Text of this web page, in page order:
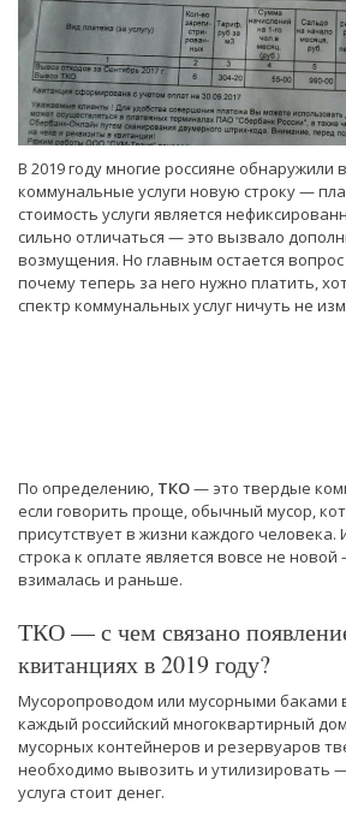
В 2019 году многие россияне обнаружили
коммунальные услуги новую строку —
стоимость услуги является
сильно отличаться — это вызвало
возмущения. Но главным остается
почему теперь за него нужно платить,
спектр коммунальных услуг ничуть не
По определению, ТКО— это твердые
если говорить проще, обычный мусор,
присутствует в жизни каждого человека.
строка к оплате является вовсе не
взималась и раньше.
ТКО — с чем связано
квитанциях в 2019 году?
Мусоропроводом или мусорными баками
каждый российский многоквартирный
мусорных контейнеров и резервуаров
необходимо вывозить и утилизировать
услуга стоит денег.